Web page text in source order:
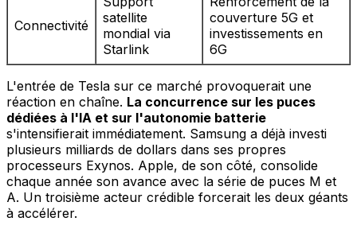
Connectivité
satellite
mondial via
Starlink
couverture 5G et
investissements en
6G
L'entrée de Tesla sur ce marché provoquerait une
réaction en chaîne. La concurrence sur les puces
dédiées à l'IA et sur l'autonomie batterie
s'intensifierait immédiatement. Samsung a déjà investi
plusieurs milliards de dollars dans ses propres
processeurs Exynos. Apple, de son côté, consolide
chaque année son avance avec la série de puces M et
A. Un troisième acteur crédible forcerait les deux géants
à accélérer.